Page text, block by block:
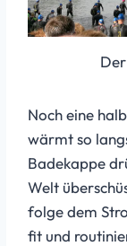
Noch eine
wärmt so
Badekappe
Welt
folge dem
fit und